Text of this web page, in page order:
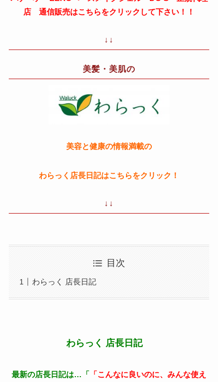
店 通信販売はこちらをクリックして下さい！！
↓↓
美髪・美肌の
美容と健康の情報満載の
わらっく店長日記はこちらをクリック！
↓↓
目次
わらっく 店長日記
わらっく 店長日記
最新の店長日記は…「
「こんなに良いのに、みんな使え